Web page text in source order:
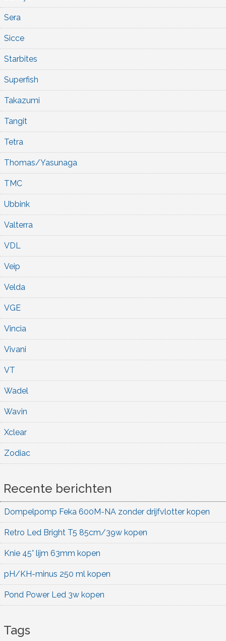
Sera
Sicce
Starbites
Superfish
Takazumi
Tangit
Tetra
Thomas/Yasunaga
TMC
Ubbink
Valterra
VDL
Veip
Velda
VGE
Vincia
Vivani
VT
Wadel
Wavin
Xclear
Zodiac
Recente berichten
Dompelpomp Feka 600M-NA zonder drijfvlotter kopen
Retro Led Bright T5 85cm/39w kopen
Knie 45° lijm 63mm kopen
pH/KH-minus 250 ml kopen
Pond Power Led 3w kopen
Tags